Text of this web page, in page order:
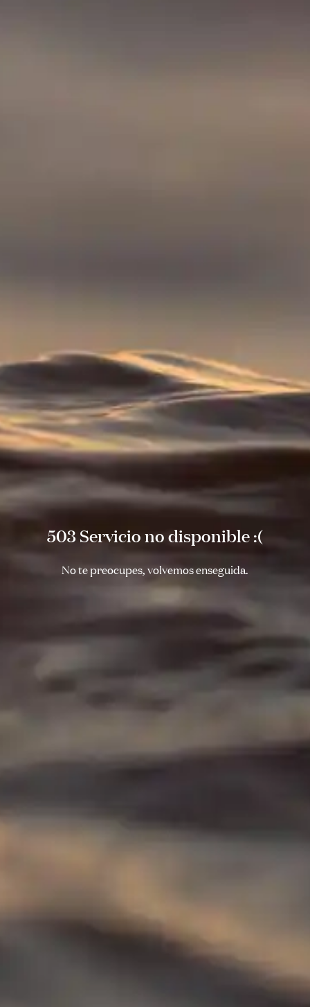
503 Servicio no disponible :(
No te preocupes, volvemos enseguida.